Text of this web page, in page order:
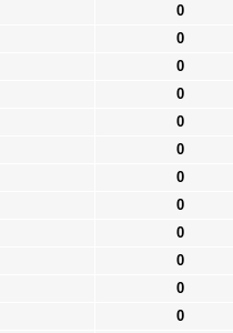
0
0
0
0
0
0
0
0
0
0
0
0